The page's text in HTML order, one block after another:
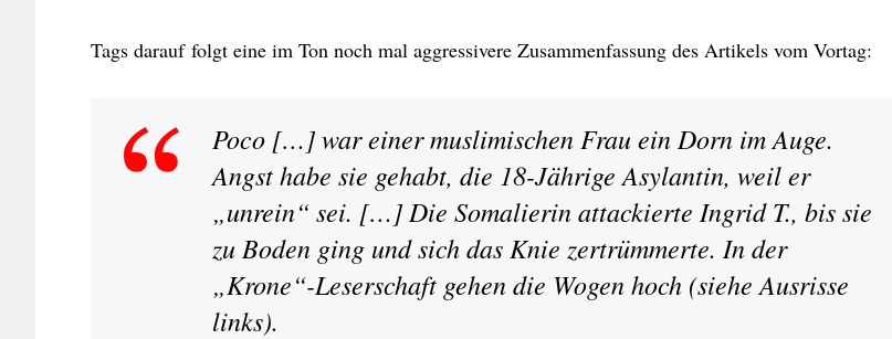
Tags darauf folgt eine im Ton noch mal aggressivere Zusammenfassung des Artikels vom Vortag:
Poco […] war einer muslimischen Frau ein Dorn im Auge.
Angst habe sie gehabt, die 18-Jährige Asylantin, weil er
„unrein“ sei. […] Die Somalierin attackierte Ingrid T., bis sie
zu Boden ging und sich das Knie zertrümmerte. In der
„Krone“-Leserschaft gehen die Wogen hoch (siehe Ausrisse
links).